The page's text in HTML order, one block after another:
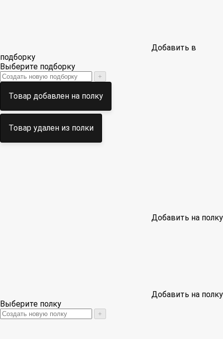
Добавить в
подборку
Выберите подборку
+
Товар добавлен на полку
Товар удален из полки
Добавить на полку
Добавить на полку
Выберите полку
+